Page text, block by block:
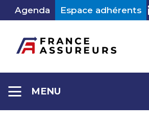
AllerAgenda Espace adhérents
MENU